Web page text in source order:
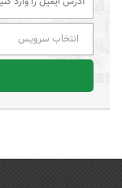
انتخاب سرویس